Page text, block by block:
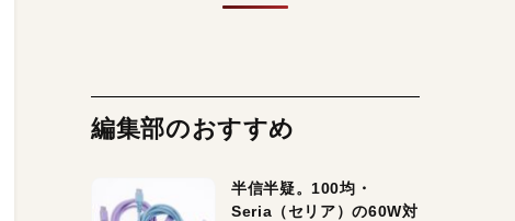
編集部のおすすめ
半信半疑。100均・
Seria（セリア）の60W対